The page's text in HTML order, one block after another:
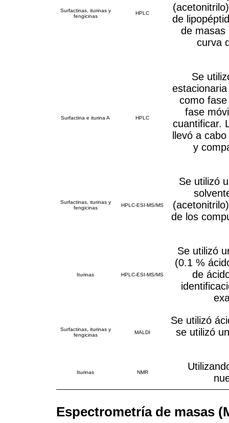
Surfactinas, iturinas y
fengicinas
HPLC
de
de masas
curva
Surfactina e iturina A HPLC
Se
como
fase
cuantificar.
llevó a
y
Surfactinas, iturinas y
fengicinas
HPLC-ESI-MS/MS
Se utilizó
de los
Iturinas HPLC-ESI-MS/MS
Se utilizó
(0.1 %
de
Surfactinas, iturinas y
fengicinas
MALDI
Se utilizó
se utilizó
Iturinas NMR
Espectrometría de masas